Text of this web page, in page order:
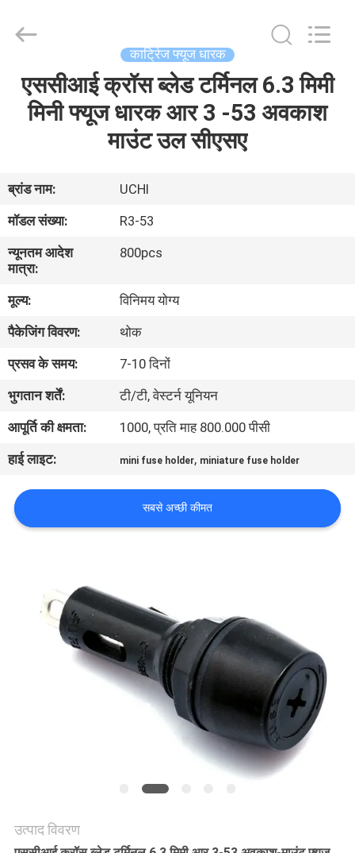
घर
वीआर
शो
हमारे
बारे
में
कारखाना
भ्रमण
गुणवत्ता
संपर्क
समाचार
साइटमैप
Electronics
Co.,Ltd.
कार्ट्रिज फ्यूज धारक
एससीआई क्रॉस ब्लेड टर्मिनल 6.3 मिमी
मिनी फ्यूज धारक आर 3 -53 अवकाश
माउंट उल सीएसए
ब्रांड नाम:
UCHI
मॉडल संख्या:
R3-53
न्यूनतम आदेश
मात्रा:
800pcs
मूल्य:
विनिमय योग्य
पैकेजिंग विवरण:
थोक
प्रसव के समय:
7-10 दिनों
भुगतान शर्तें:
टी/टी, वेस्टर्न यूनियन
आपूर्ति की क्षमता:
1000, प्रति माह 800.000 पीसी
हाई लाइट:
mini fuse holder, miniature fuse holder
सबसे अच्छी कीमत
उत्पाद विवरण